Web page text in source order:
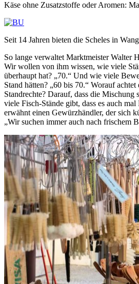
Käse ohne Zusatzstoffe oder Aromen:
Seit 14 Jahren bieten die Scheles in
So lange verwaltet Marktmeister Walter
Wir wollen von ihm wissen, wie viele
überhaupt hat? „70.“ Und wie viele
Stand hätten? „60 bis 70.“ Worauf
Standrechte? Darauf, dass die Mischung
viele Fisch-Stände gibt, dass es auch
erwähnt einen Gewürzhändler, der sich
„Wir suchen immer auch nach frischem